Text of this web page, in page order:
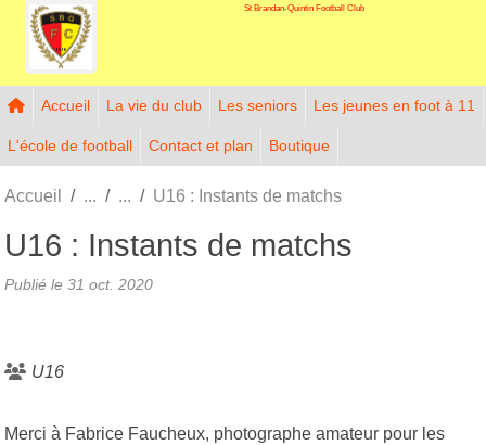
St Brandan-Quintin Football Club
Accueil La vie du club Les seniors Les jeunes en foot à 11
L'école de football Contact et plan Boutique
Accueil U16 : Instants de matchs
U16 : Instants de matchs
Publié le 31 oct. 2020
U16
Merci à Fabrice Faucheux, photographe amateur pour les
Panneau de gestion des cookies